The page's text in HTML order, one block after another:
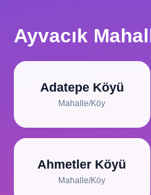
Ayvacık
Adatepe Köyü
Mahalle/Köy
Ahmetler Köyü
Mahalle/Köy